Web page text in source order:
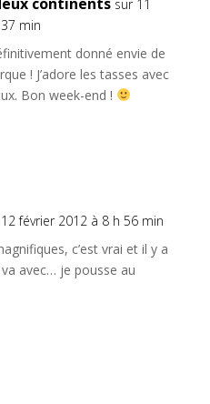
sur 11
min
donné envie de
! J’adore les tasses avec
Bon week-end !
février 2012 à 8 h 56 min
c’est vrai et il y a
avec… je pousse au